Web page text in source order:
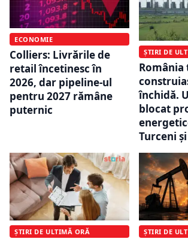
ECONOMIE
Colliers: Livrările de
retail încetinesc în
2026, dar pipeline-ul
pentru 2027 rămâne
puternic
ȘTIRI DE
România
închidă.
blocat
Turceni
ȘTIRI DE ULTIMĂ ORĂ ȘTIRI DE